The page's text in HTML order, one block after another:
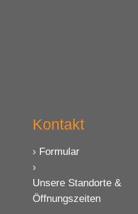
Kontakt
Formular
Unsere Standorte &
Öffnungszeiten